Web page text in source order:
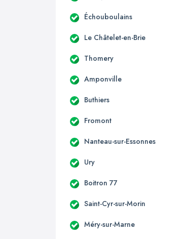
Échouboulains
Le Châtelet-en-Brie
Thomery
Amponville
Buthiers
Fromont
Nanteau-sur-Essonnes
Ury
Boitron 77
Saint-Cyr-sur-Morin
Méry-sur-Marne